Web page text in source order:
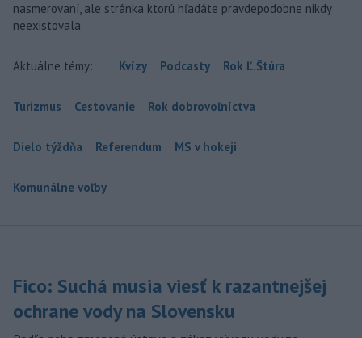
nasmerovaní, ale stránka ktorú hľadáte pravdepodobne nikdy
neexistovala
Aktuálne témy: Kvízy Podcasty Rok Ľ.Štúra
Turizmus Cestovanie Rok dobrovoľníctva
Dielo týždňa Referendum MS v hokeji
Komunálne voľby
Fico: Suchá musia viesť k razantnejšej
ochrane vody na Slovensku